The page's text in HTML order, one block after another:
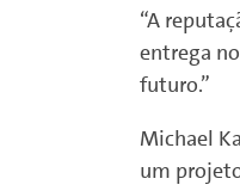
“A
entrega
futuro.”
Michael
um